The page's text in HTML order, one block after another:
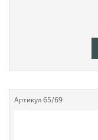
Артикул 65/69